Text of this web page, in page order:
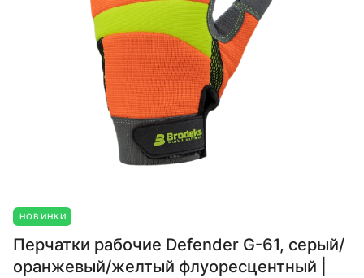
НОВИНКИ
Перчатки рабочие Defender G-61, серый/
оранжевый/желтый флуоресцентный |